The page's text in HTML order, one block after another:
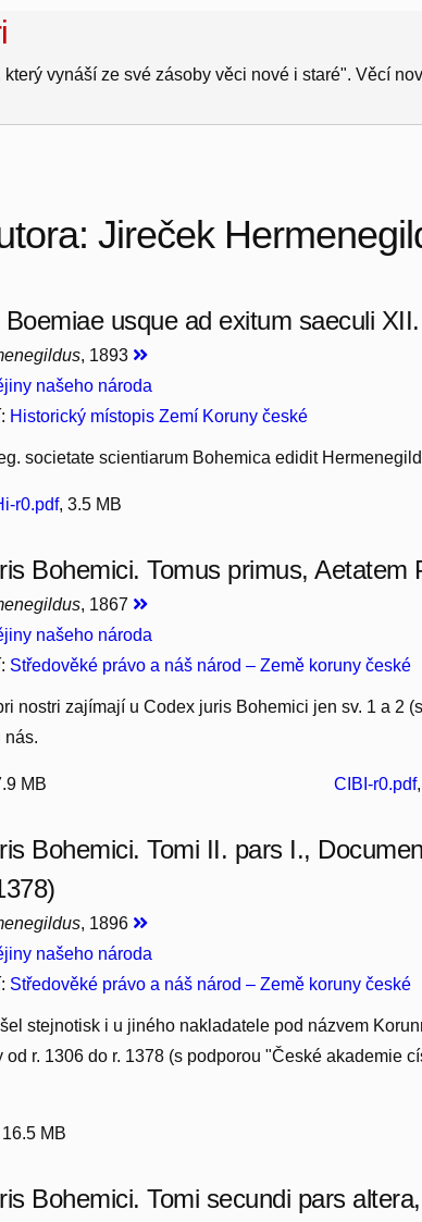
vynáší ze své zásoby věci nové i staré". Věcí
Jireček
usque ad exitum saeculi
, 1893
našeho národa
Historický místopis Zemí Koruny české
societate scientiarum Bohemica edidit
r0.pdf, 3.5 MB
Bohemici. Tomus primus, Aetatem
, 1867
našeho národa
Středověké právo a náš národ – Země koruny české
nostri zajímají u Codex juris Bohemici jen sv. 1 a 2
nás.
MB CIBI-r0.pdf
Bohemici. Tomi II. pars I.,
, 1896
našeho národa
Středověké právo a náš národ – Země koruny české
stejnotisk i u jiného nakladatele pod názvem
od r. 1306 do r. 1378 (s podporou "České akademie
16.5 MB
Bohemici. Tomi secundi pars